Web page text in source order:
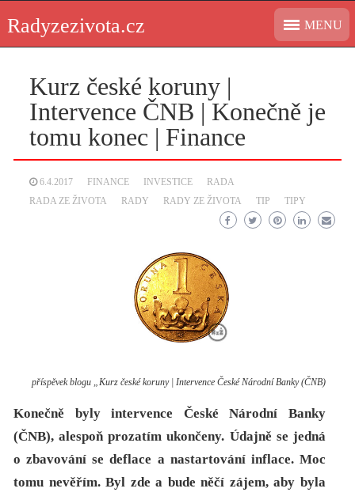
content
Radyzezivota.cz MENU
Kurz české koruny |
Intervence ČNB | Konečně je
tomu konec | Finance
6.4.2017 FINANCE INVESTICE
RADA
RADA ZE ŽIVOTA
RADY RADY ZE ŽIVOTA TIP TIPY
příspěvek blogu „Kurz české koruny | Intervence České Národní Banky (ČNB)
Konečně byly intervence České Národní Banky
(ČNB), alespoň prozatím ukončeny. Údajně se jedná
o zbavování se deflace a nastartování inflace. Moc
tomu nevěřím. Byl zde a bude něčí zájem, aby byla